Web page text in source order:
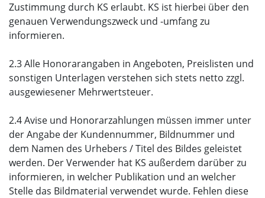
Zustimmung durch KS erlaubt. KS ist hierbei über den
genauen Verwendungszweck und -umfang zu
informieren.
2.3 Alle Honorarangaben in Angeboten, Preislisten und
sonstigen Unterlagen verstehen sich stets netto zzgl.
ausgewiesener Mehrwertsteuer.
2.4 Avise und Honorarzahlungen müssen immer unter
der Angabe der Kundennummer, Bildnummer und
dem Namen des Urhebers / Titel des Bildes geleistet
werden. Der Verwender hat KS außerdem darüber zu
informieren, in welcher Publikation und an welcher
Stelle das Bildmaterial verwendet wurde. Fehlen diese